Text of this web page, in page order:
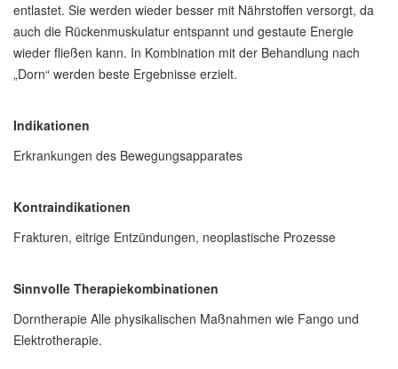
entlastet. Sie werden wieder besser mit Nährstoffen versorgt, da
auch die Rückenmuskulatur entspannt und gestaute Energie
wieder fließen kann. In Kombination mit der Behandlung nach
„Dorn“ werden beste Ergebnisse erzielt.
Indikationen
Erkrankungen des Bewegungsapparates
Kontraindikationen
Frakturen, eitrige Entzündungen, neoplastische Prozesse
Sinnvolle Therapiekombinationen
Dorntherapie Alle physikalischen Maßnahmen wie Fango und
Elektrotherapie.